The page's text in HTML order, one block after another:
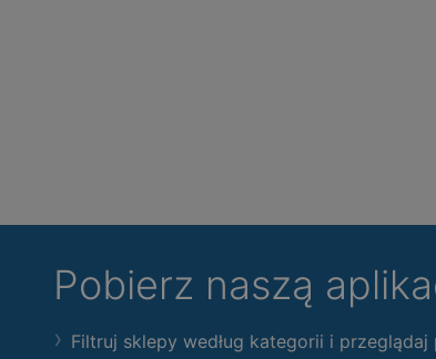
Pobierz naszą
Filtruj sklepy według kategorii i